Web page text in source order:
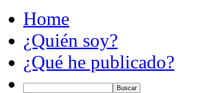
Home
¿Quién soy?
¿Qué he publicado?